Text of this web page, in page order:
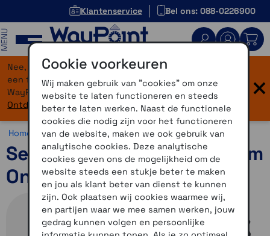
Klantenservice Bel ons: 088-0226900
Nee, je bent niet verdwaald! Onze website heeft
een flinke upgrade gekregen. Dezelfde vertrouwde
WayPoint-service, maar dan in een modern jasje.
Ontdek hier wat er allemaal nieuw is.
×
Home >Communicatie >Fietscommunicatie >Sena R1
Sena R1 Smart Cycling helm
Onyx zwart maat M
Cookie voorkeuren
Wij maken gebruik van "cookies" om onze
website te laten functioneren en steeds
beter te laten werken. Naast de functionele
cookies die nodig zijn voor het functioneren
van de website, maken we ook gebruik van
analytische cookies. Deze analytische
cookies geven ons de mogelijkheid om de
website steeds een stukje beter te maken
en jou als klant beter van dienst te kunnen
zijn. Ook plaatsen wij cookies waarmee wij,
en partijen waar we mee samen werken, jouw
gedrag kunnen volgen en persoonlijke